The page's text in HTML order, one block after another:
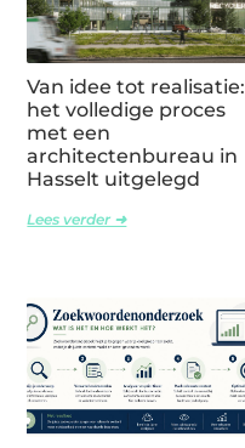
Van idee tot realisatie:
het volledige proces
met een
architectenbureau in
Hasselt uitgelegd
Lees verder ➜